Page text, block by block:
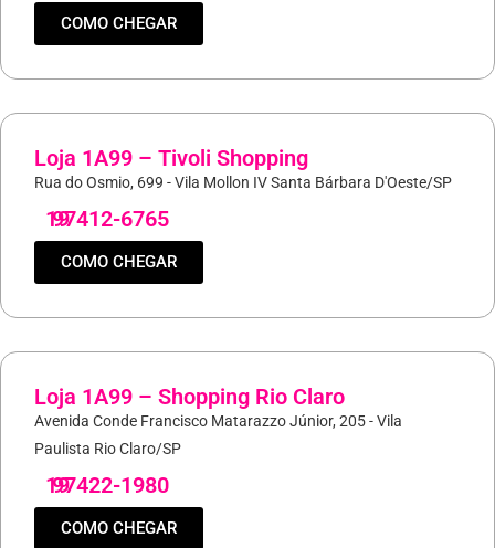
COMO CHEGAR
Loja 1A99 – Tivoli Shopping
Rua do Osmio, 699 - Vila Mollon IV Santa Bárbara D'Oeste/SP
19
97412-6765
COMO CHEGAR
Loja 1A99 – Shopping Rio Claro
Avenida Conde Francisco Matarazzo Júnior, 205 - Vila
Paulista Rio Claro/SP
19
97422-1980
COMO CHEGAR